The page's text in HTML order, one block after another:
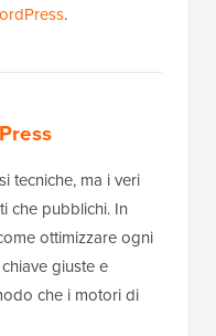
.
tecniche, ma i veri
che pubblichi. In
ottimizzare ogni
giuste e
che i motori di